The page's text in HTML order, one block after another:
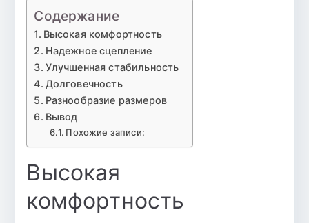
Содержание
Высокая комфортность
Надежное сцепление
Улучшенная стабильность
Долговечность
Разнообразие размеров
Вывод
Похожие записи:
Высокая
комфортность